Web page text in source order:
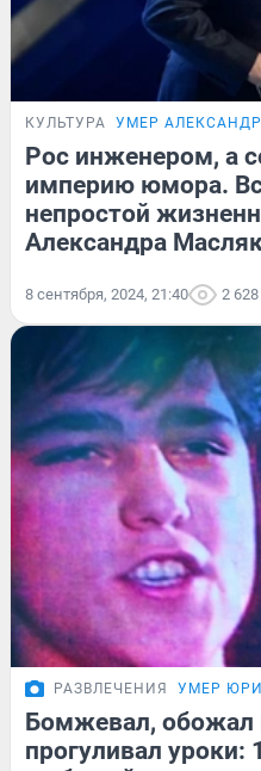
КУЛЬТУРА УМЕР
Рос инженером, а
империю юмора.
непростой
Александра
8 сентября, 2024, 21:40 2 628
РАЗВЛЕЧЕНИЯ УМЕР
Бомжевал, обожал
прогуливал уроки: